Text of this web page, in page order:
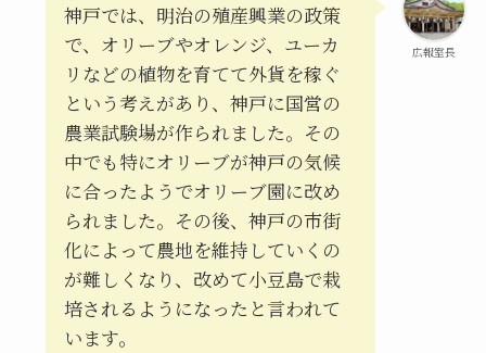
広報室長
神戸では、明治の殖産興業の政策
で、オリーブやオレンジ、ユーカ
リなどの植物を育てて外貨を稼ぐ
という考えがあり、神戸に国営の
農業試験場が作られました。その
中でも特にオリーブが神戸の気候
に合ったようでオリーブ園に改め
られました。その後、神戸の市街
化によって農地を維持していくの
が難しくなり、改めて小豆島で栽
培されるようになったと言われて
います。